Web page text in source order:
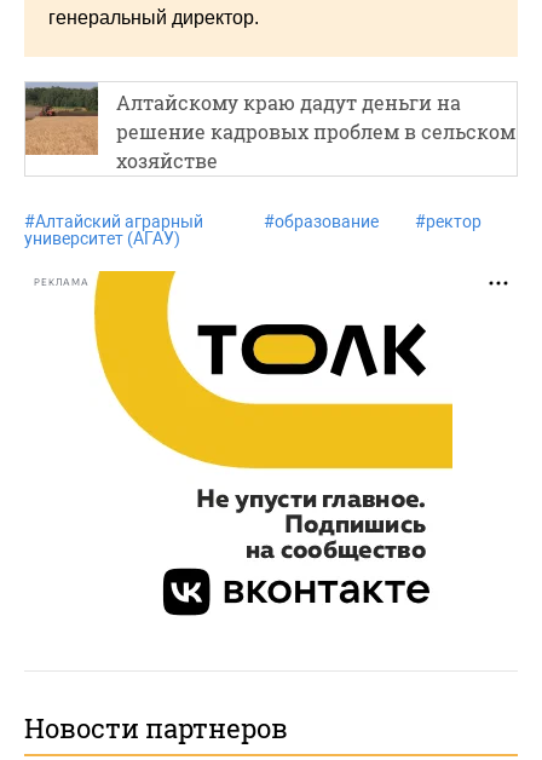
генеральный директор.
Алтайскому краю дадут деньги на
решение кадровых проблем в сельском
хозяйстве
#Алтайский аграрный
университет (АГАУ)
#образование #ректор
РЕКЛАМА
Новости партнеров